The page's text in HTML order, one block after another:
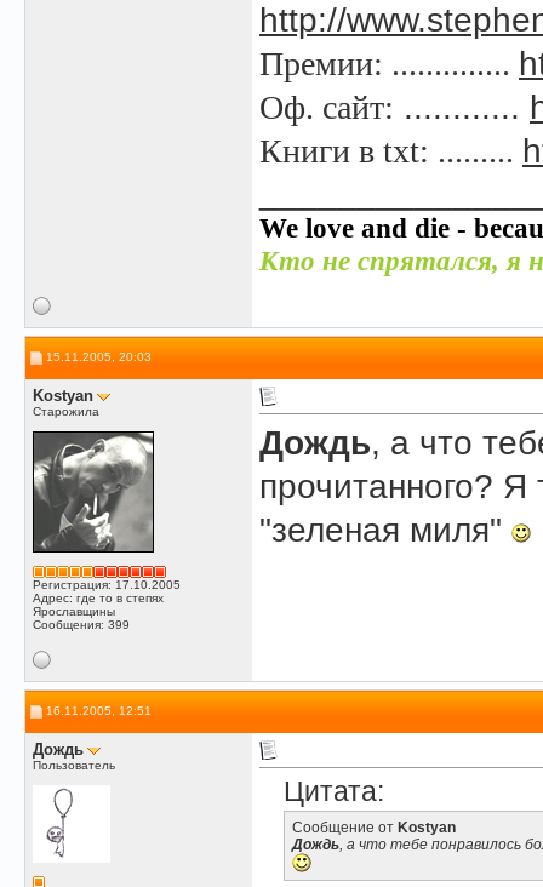
http://
Премии: ..............
Оф. сайт: ............
Книги в txt: .........
We love and die -
Кто не спрятался, я
15.11.2005, 20:03
Kostyan
Старожила
Регистрация: 17.10.2005
Адрес: где то в степях
Ярославщины
Сообщения: 399
Дождь, а что
прочитанного? Я
"зеленая миля"
16.11.2005, 12:51
Дождь
Пользователь
Цитата:
Сообщение от Kostyan
Дождь, а что тебе понравилось